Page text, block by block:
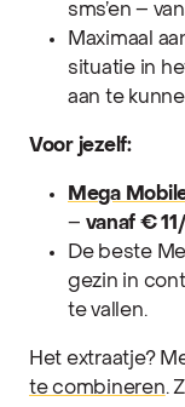
sms’en –
Maximaal
situatie in
aan te
Voor jezelf:
Mega
– vanaf €
De beste
gezin in
te vallen.
Het extraatje?
te combineren.